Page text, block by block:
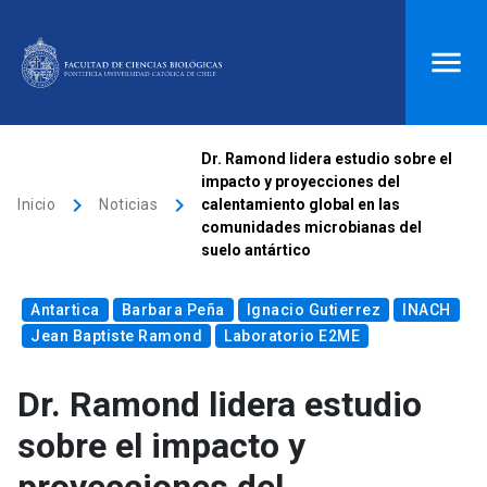
Donaciones launch
Correo launch
Quiénes somos
Inicio keyboard_arrow_right Noticias keyboard_arrow_right
Dr. Ramond lidera estudio sobre el
impacto y proyecciones del
calentamiento global en las
comunidades microbianas del
suelo antártico
Antartica Barbara Peña Ignacio Gutierrez
INACH
Jean Baptiste Ramond
Laboratorio E2ME
Dr. Ramond lidera estudio
sobre el impacto y